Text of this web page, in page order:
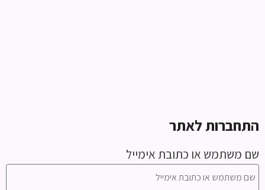
התחברות לאתר
שם משתמש או כתובת אימייל